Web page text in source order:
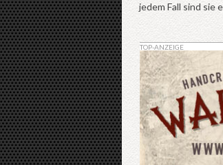
jedem Fall sind sie
TOP-ANZEIGE